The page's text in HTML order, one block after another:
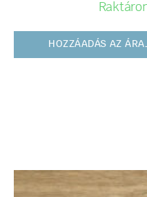
HOZZÁADÁS AZ